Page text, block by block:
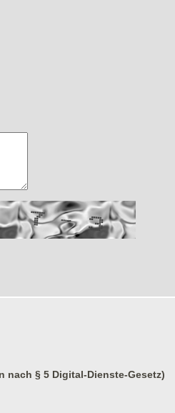
nach § 5 Digital-Dienste-Gesetz)